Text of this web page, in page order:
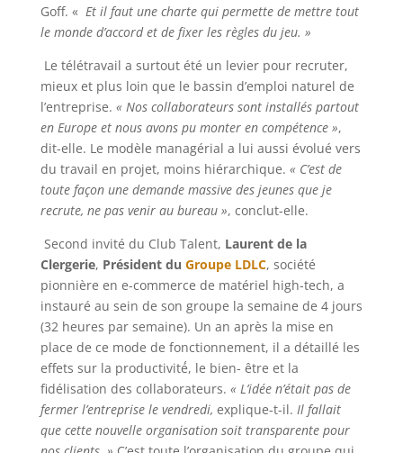
Goff. « Et il faut une charte qui permette de mettre tout
le monde d’accord et de fixer les règles du jeu. »
Le télétravail a surtout été un levier pour recruter,
mieux et plus loin que le bassin d’emploi naturel de
l’entreprise. « Nos collaborateurs sont installés partout
en Europe et nous avons pu monter en compétence »,
dit-elle. Le modèle managérial a lui aussi évolué vers
du travail en projet, moins hiérarchique. « C’est de
toute façon une demande massive des jeunes que je
recrute, ne pas venir au bureau », conclut-elle.
Second invité du Club Talent, Laurent de la
Clergerie, Président du Groupe LDLC, société
pionnière en e-commerce de matériel high-tech, a
instauré au sein de son groupe la semaine de 4 jours
(32 heures par semaine). Un an après la mise en
place de ce mode de fonctionnement, il a détaillé les
effets sur la productivité́, le bien- être et la
fidélisation des collaborateurs. « L’idée n’était pas de
fermer l’entreprise le vendredi, explique-t-il. Il fallait
que cette nouvelle organisation soit transparente pour